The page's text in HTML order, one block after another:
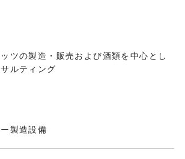
ツの製造・販売および酒類を中心とし
ルティング
製造設備